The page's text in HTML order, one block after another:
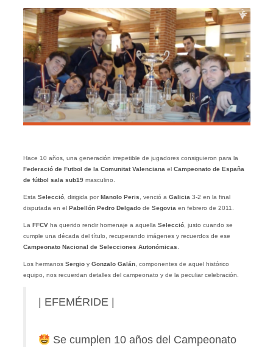
Hace 10 años, una generación irrepetible de jugadores consiguieron para la
Federació de Futbol de la Comunitat Valencianael Campeonato de España
de fútbol sala sub19masculino.
Esta Selecció, dirigida por Manolo Peris, venció a Galicia3-2 en la final
disputada en el
Pabellón Pedro Delgadode Segoviaen febrero de 2011.
La FFCVha querido rendir homenaje a aquella Selecció, justo cuando se
cumple una década del título, recuperando imágenes y recuerdos de ese
Campeonato Nacional de Selecciones Autonómicas.
Los hermanos Sergioy Gonzalo Galán, componentes de aquel histórico
equipo, nos recuerdan detalles del campeonato y de la peculiar celebración.
| EFEMÉRIDE |
Se cumplen 10 años del Campeonato